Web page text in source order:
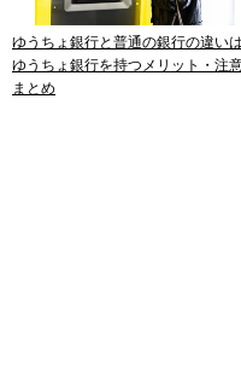
ゆうちょ銀行と普通の銀行の違い
ゆうちょ銀行を持つメリット・注
まとめ